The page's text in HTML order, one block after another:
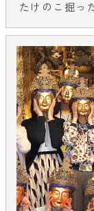
たけのこ掘っ